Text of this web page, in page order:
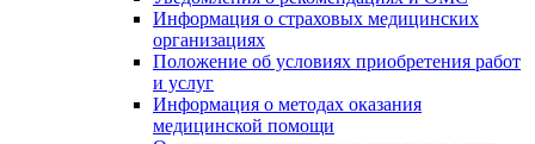
Информация о страховых медицинских
организациях
Положение об условиях приобретения работ
и услуг
Информация о методах оказания
медицинской помощи